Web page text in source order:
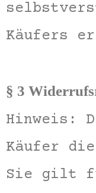
Käufers
§ 3
Hinweis:
Käufer
Sie gilt